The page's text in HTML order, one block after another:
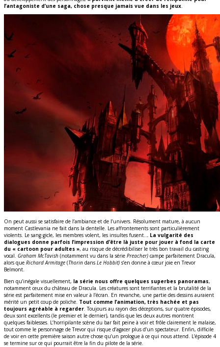
l’antagoniste d’une saga, chose presque jamais vue dans les jeux.
On peut aussi se satisfaire de l’ambiance et de l’univers. Résolument mature, à aucun
moment Castlevania ne fait dans la dentelle. Les affrontements sont particulièrement
violents. Le sang gicle, les membres volent, les insultes fusent... La vulgarité des
dialogues donne parfois l’impression d’être là juste pour jouer à fond la carte
du « cartoon pour adultes », au risque de décrédibiliser le très bon travail du casting
vocal. Graham McTavish (notamment vu dans la série Preacher) campe parfaitement Dracula,
alors que Richard Armitage (Thorin dans Le Hobbit) s’en donne à cœur joie en Trevor
Belmont.
Bien qu’inégale visuellement, la série nous offre quelques superbes panoramas,
notamment ceux du château de Dracula. Les créatures sont terrifiantes et la brutalité de la
série est parfaitement mise en valeur à l’écran. En revanche, une partie des dessins auraient
mérité un petit coup de poliche. Tout comme l’animation, très hachée et pas
toujours agréable à regarder. Toujours au rayon des déceptions, sur quatre épisodes,
deux sont excellents (le premier et le dernier), tandis que les deux autres montrent
quelques faiblesses. L’horripilante scène du bar fait peine à voir et frôle clairement le malaise,
tout comme le personnage de Trevor qui risque d’agacer plus d’un spectateur. Enfin, difficile
de voir en cette première saison autre chose qu’un prologue à ce qui nous attend. L’épisode 4
se termine sur ce qui pourrait être la fin du pilote de la série.